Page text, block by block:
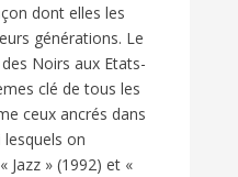
dont elles les
générations. Le
Noirs aux Etats-
clé de tous les
ceux ancrés dans
on
Jazz » (1992) et «